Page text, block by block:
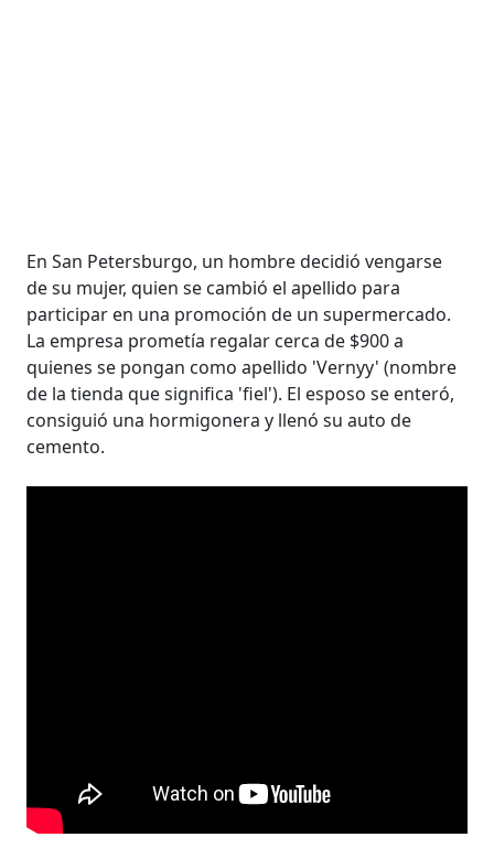
En San Petersburgo, un hombre decidió vengarse
de su mujer, quien se cambió el apellido para
participar en una promoción de un supermercado.
La empresa prometía regalar cerca de $900 a
quienes se pongan como apellido 'Vernyy' (nombre
de la tienda que significa 'fiel'). El esposo se enteró,
consiguió una hormigonera y llenó su auto de
cemento.